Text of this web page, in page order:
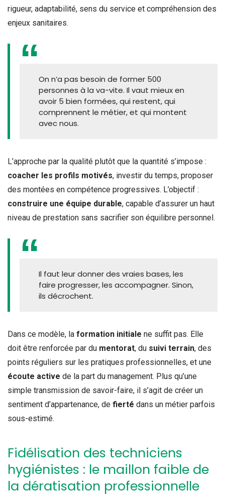
rigueur, adaptabilité, sens du service et compréhension des
enjeux sanitaires.
On n’a pas besoin de former 500
personnes à la va-vite. Il vaut mieux en
avoir 5 bien formées, qui restent, qui
comprennent le métier, et qui montent
avec nous.
L’approche par la qualité plutôt que la quantité s’impose :
coacher les profils motivés, investir du temps, proposer
des montées en compétence progressives. L’objectif :
construire une équipe durable, capable d’assurer un haut
niveau de prestation sans sacrifier son équilibre personnel.
Il faut leur donner des vraies bases, les
faire progresser, les accompagner. Sinon,
ils décrochent.
Dans ce modèle, la formation initiale ne suffit pas. Elle
doit être renforcée par du mentorat, du suivi terrain, des
points réguliers sur les pratiques professionnelles, et une
écoute active de la part du management. Plus qu’une
simple transmission de savoir-faire, il s’agit de créer un
sentiment d’appartenance, de fierté dans un métier parfois
sous-estimé.
Fidélisation des techniciens
hygiénistes : le maillon faible de
la dératisation professionnelle